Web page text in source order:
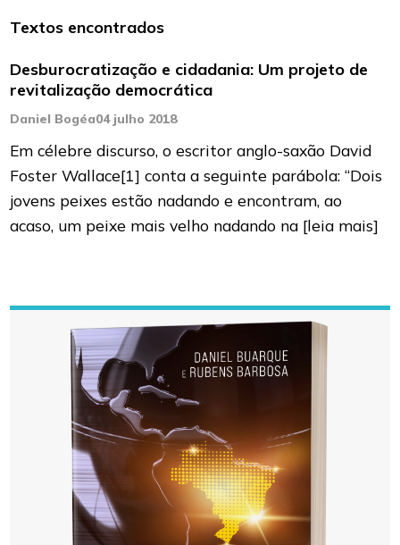
Textos encontrados
Desburocratização e cidadania: Um projeto de
revitalização democrática
Daniel Bogéa04 julho 2018
Em célebre discurso, o escritor anglo-saxão David
Foster Wallace[1] conta a seguinte parábola: “Dois
jovens peixes estão nadando e encontram, ao
acaso, um peixe mais velho nadando na [leia mais]